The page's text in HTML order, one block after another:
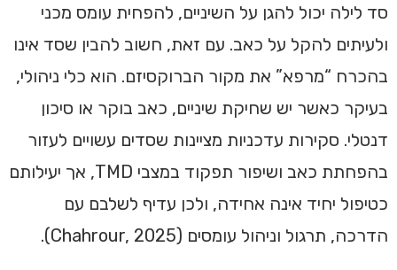
סד לילה יכול להגן על השיניים, להפחית עומס מכני
ולעיתים להקל על כאב. עם זאת, חשוב להבין שסד אינו
בהכרח “מרפא” את מקור הברוקסיזם. הוא כלי ניהולי,
בעיקר כאשר יש שחיקת שיניים, כאב בוקר או סיכון
דנטלי. סקירות עדכניות מציינות שסדים עשויים לעזור
בהפחתת כאב ושיפור תפקוד במצבי TMD, אך יעילותם
כטיפול יחיד אינה אחידה, ולכן עדיף לשלבם עם
הדרכה, תרגול וניהול עומסים (Chahrour, 2025).